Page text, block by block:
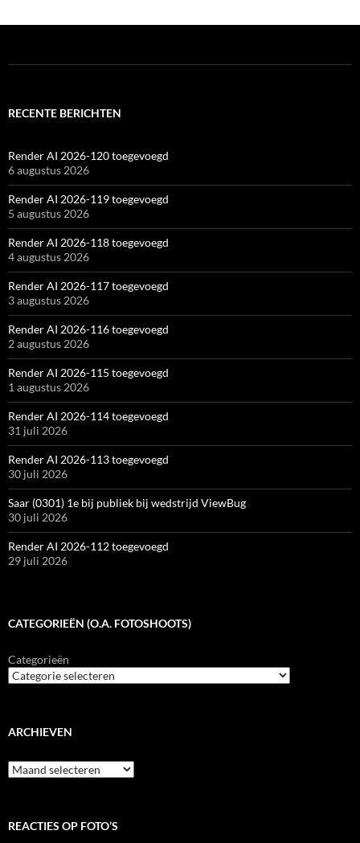
RECENTE BERICHTEN
Render AI 2026-120 toegevoegd
6 augustus 2026
Render AI 2026-119 toegevoegd
5 augustus 2026
Render AI 2026-118 toegevoegd
4 augustus 2026
Render AI 2026-117 toegevoegd
3 augustus 2026
Render AI 2026-116 toegevoegd
2 augustus 2026
Render AI 2026-115 toegevoegd
1 augustus 2026
Render AI 2026-114 toegevoegd
31 juli 2026
Render AI 2026-113 toegevoegd
30 juli 2026
Saar (0301) 1e bij publiek bij wedstrijd ViewBug
30 juli 2026
Render AI 2026-112 toegevoegd
29 juli 2026
CATEGORIEËN (O.A. FOTOSHOOTS)
Categorieën
ARCHIEVEN
Archieven
REACTIES OP FOTO’S